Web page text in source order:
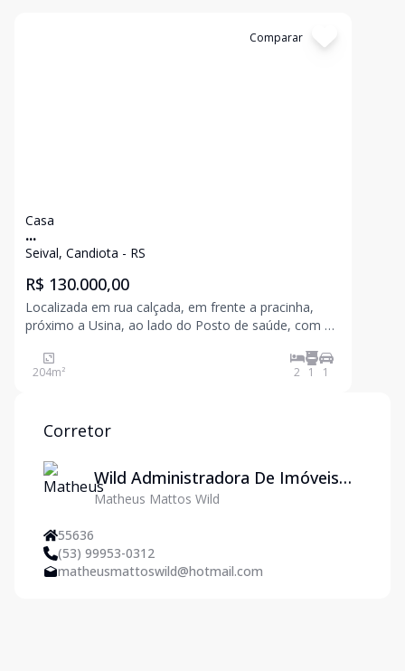
Comparar
Casa
...
Seival, Candiota - RS
R$ 130.000,00
Localizada em rua calçada, em frente a pracinha,
próximo a Usina, ao lado do Posto de saúde, com 2
204m² 2 1 1
Corretor
Wild Administradora De Imóveis
Ltda
Matheus Mattos Wild
55636
(53) 99953-0312
matheusmattoswild@hotmail.com